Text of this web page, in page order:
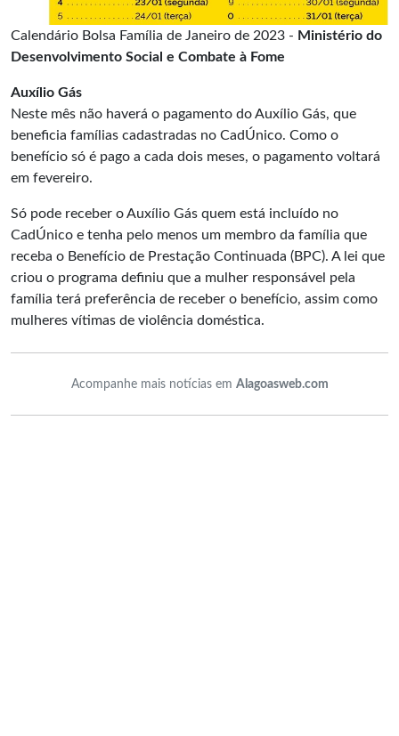
Calendário Bolsa Família de Janeiro de 2023 - Ministério do
Desenvolvimento Social e Combate à Fome
Auxílio Gás
Neste mês não haverá o pagamento do Auxílio Gás, que
beneficia famílias cadastradas no CadÚnico. Como o
benefício só é pago a cada dois meses, o pagamento voltará
em fevereiro.
Só pode receber o Auxílio Gás quem está incluído no
CadÚnico e tenha pelo menos um membro da família que
receba o Benefício de Prestação Continuada (BPC). A lei que
criou o programa definiu que a mulher responsável pela
família terá preferência de receber o benefício, assim como
mulheres vítimas de violência doméstica.
Acompanhe mais notícias em Alagoasweb.com